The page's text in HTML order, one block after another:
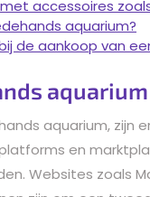
accessoires
aquarium?
de aankoop van
aquarium, zijn
en
Websites zoals